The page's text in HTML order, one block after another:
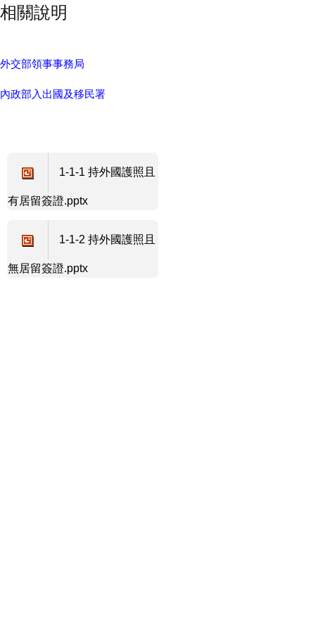
相關說明
外交部領事事務局
內政部入出國及移民署
1-1-1 持外國護照且
有居留簽證.pptx
1-1-2 持外國護照且
無居留簽證.pptx